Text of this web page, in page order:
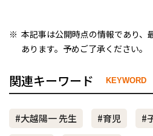
本記事は公開時点の情報であり、
あります。予めご了承ください。
関連キーワード KEYWORD
#大越陽一 先生 #育児
#